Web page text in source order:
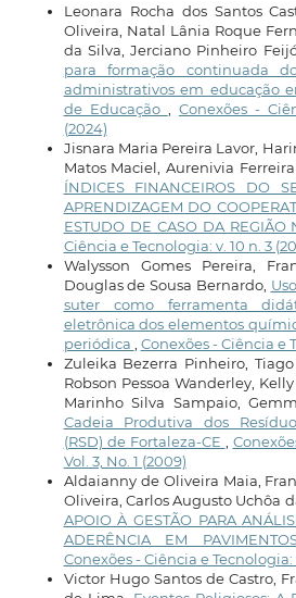
Leonara Rocha dos Santos
Oliveira, Natal Lânia Roque
da Silva, Jerciano Pinheiro
para formação continuada
administrativos em educação
de Educação
Conexões -
(2024)
Jisnara Maria Pereira Lavor,
Matos Maciel, Aurenivia Ferreira
ÍNDICES FINANCEIROS DO
APRENDIZAGEM DO
ESTUDO DE CASO DA REGIÃO
Ciência e Tecnologia: v. 10 n. 3
Walysson Gomes Pereira,
Douglas de Sousa Bernardo,
suter como ferramenta
eletrônica dos elementos
periódica
Conexões - Ciência e
Zuleika Bezerra Pinheiro,
Robson Pessoa Wanderley,
Marinho Silva Sampaio,
Cadeia Produtiva dos
(RSD) de Fortaleza-CE
Vol. 3, No. 1 (2009)
Aldaianny de Oliveira Maia,
Oliveira, Carlos Augusto Uchôa
APOIO À GESTÃO PARA
ADERÊNCIA EM
Conexões - Ciência e Tecnologia:
Victor Hugo Santos de Castro,